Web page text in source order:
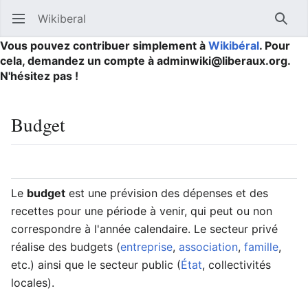
Ouvrir le menu principal Wikiberal
Vous pouvez contribuer simplement à Wikibéral. Pour
cela, demandez un compte à adminwiki@liberaux.org.
N'hésitez pas !
Budget
Le budget est une prévision des dépenses et des
recettes pour une période à venir, qui peut ou non
correspondre à l'année calendaire. Le secteur privé
réalise des budgets (entreprise, association, famille,
etc.) ainsi que le secteur public (État, collectivités
locales).